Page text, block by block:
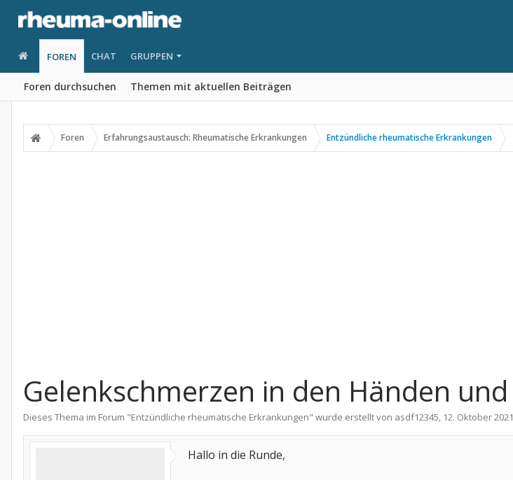
FOREN
Foren durchsuchen Themen mit aktuellen Beiträgen
CHAT GRUPPEN
Foren Erfahrungsaustausch: Rheumatische Erkrankungen Entzündliche rheumatische Erkrankungen
Gelenkschmerzen in den Händen
Dieses Thema im Forum "Entzündliche rheumatische Erkrankungen" wurde erstellt von asdf12345, 12. Oktober 2021
Hallo in die Runde,